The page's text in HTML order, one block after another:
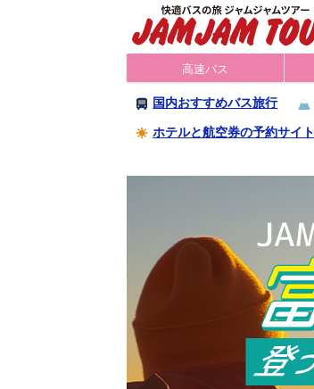
高速バス
国内おすすめバス旅行
ホテルと航空券の予約サイト